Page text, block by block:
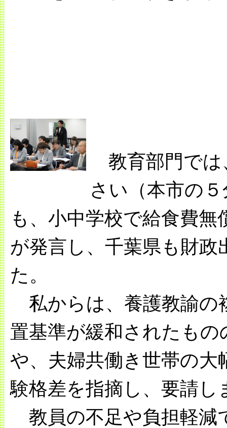
教育部門では
さい（本市の
も、小中学校で給食費
が発言し、千葉県も財
た。
私からは、養護教諭の
置基準が緩和されたも
や、夫婦共働き世帯の大
験格差を指摘し、要請し
教員の不足や負担軽減